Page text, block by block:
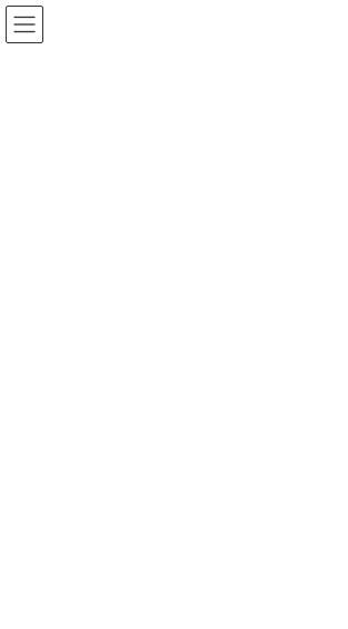
コ
ン
ナ
ビ